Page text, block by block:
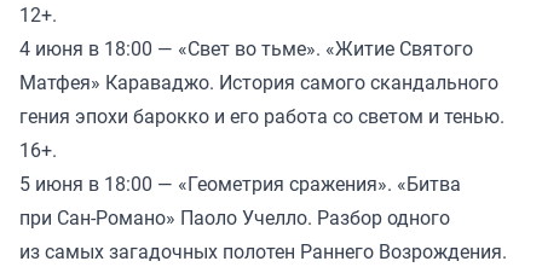
12+.
4 июня в 18:00 — «Свет во тьме». «Житие Святого
Матфея» Караваджо. История самого скандального
гения эпохи барокко и его работа со светом и тенью.
16+.
5 июня в 18:00 — «Геометрия сражения». «Битва
при Сан-Романо» Паоло Учелло. Разбор одного
из самых загадочных полотен Раннего Возрождения.